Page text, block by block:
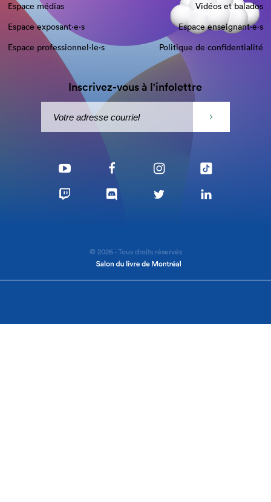
Espace médias
Vidéos et balados
Espace exposant·e⋅s
Espace enseignant·e⋅s
Espace professionnel·le⋅s
Politique de confidentialité
Inscrivez-vous à l'infolettre
© 2026 - Tous droits réservés